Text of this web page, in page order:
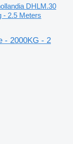
DHLM.30
- 2.5 Meters
- 2000KG - 2